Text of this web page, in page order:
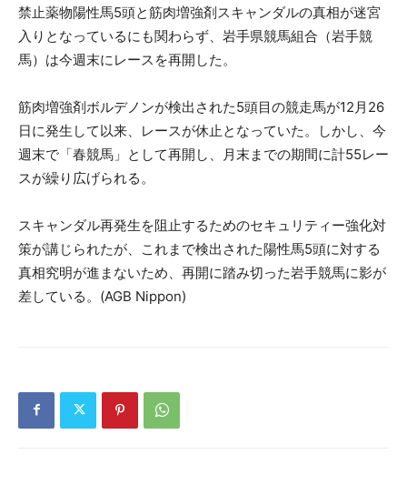
禁止薬物陽性馬5頭と筋肉増強剤スキャンダルの真相が迷宮
入りとなっているにも関わらず、岩手県競馬組合（岩手競
馬）は今週末にレースを再開した。
筋肉増強剤ボルデノンが検出された5頭目の競走馬が12月26
日に発生して以来、レースが休止となっていた。しかし、今
週末で「春競馬」として再開し、月末までの期間に計55レー
スが繰り広げられる。
スキャンダル再発生を阻止するためのセキュリティー強化対
策が講じられたが、これまで検出された陽性馬5頭に対する
真相究明が進まないため、再開に踏み切った岩手競馬に影が
差している。(AGB Nippon)